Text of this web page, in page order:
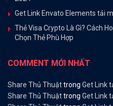
Get Link Envato Elements tải
Thẻ Visa Crypto Là Gì? Cách
Chọn Thẻ Phù Hợp
COMMENT MỚI NHẤT
Share Thủ Thuậttrong Get Link
Share Thủ Thuậttrong Get Link